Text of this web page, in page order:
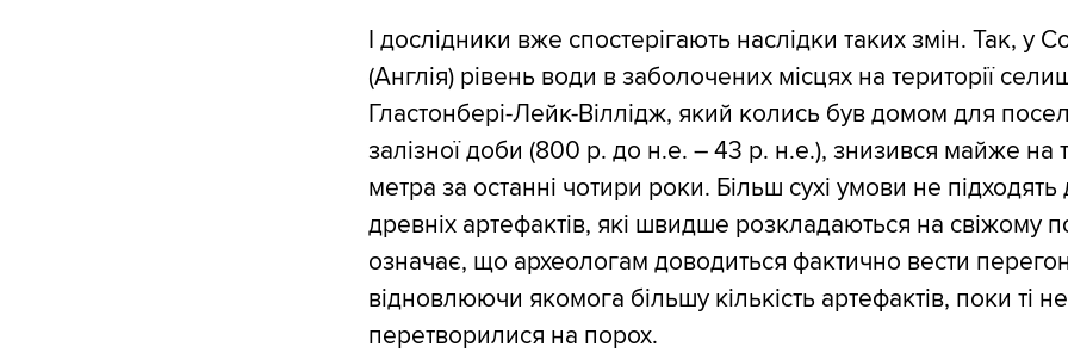
І дослідники вже спостерігають наслідки таких змін. Так, у
(Англія) рівень води в заболочених місцях на території
Гластонбері-Лейк-Віллідж, який колись був домом для
залізної доби (800 р. до н.е. – 43 р. н.е.), знизився майже на
метра за останні чотири роки. Більш сухі умови не підходять
древніх артефактів, які швидше розкладаються на свіжому
означає, що археологам доводиться фактично вести
відновлюючи якомога більшу кількість артефактів, поки ті не
перетворилися на порох.